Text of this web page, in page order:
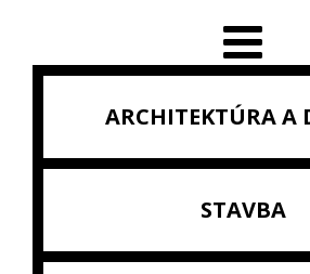
ARCHITEKTÚRA A
STAVBA